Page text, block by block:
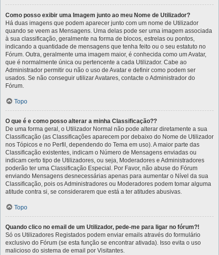
Como posso exibir uma Imagem junto ao meu Nome de Utilizador?
Há duas imagens que podem aparecer junto com um nome de Utilizador
quando se veem as Mensagens. Uma delas pode ser uma imagem associada
à sua classificação, geralmente na forma de blocos, estrelas ou pontos,
indicando a quantidade de mensagens que tenha feito ou o seu estatuto no
Fórum. Outra, geralmente uma imagem maior, é conhecida como um Avatar,
que é normalmente única ou pertencente a cada Utilizador. Cabe ao
Administrador permitir ou não o uso de Avatar e definir como podem ser
usados. Se não conseguir utilizar Avatares, contacte o Administrador do
Fórum.
Topo
O que é e como posso alterar a minha Classificação??
De uma forma geral, o Utilizador Normal não pode alterar diretamente a sua
Classificação (as Classificações aparecem por debaixo do Nome de Utilizador
nos Tópicos e no Perfil, dependendo do Tema em uso). A maior parte das
Classificação existentes, indicam o Número de Mensagens enviadas ou
indicam certo tipo de Utilizadores, ou seja, Moderadores e Administradores
poderão ter uma Classificação Especial. Por Favor, não abuse do Fórum
enviando Mensagens desnecessárias apenas para aumentar o Nível da sua
Classificação, pois os Administradores ou Moderadores podem tomar alguma
atitude contra si, se considerarem que está a ter atitudes abusivas.
Topo
Quando clico no email de um Utilizador, pede-me para ligar no fórum?!
Só os Utilizadores Registados podem enviar emails através do formulário
exclusivo do Fórum (se esta função se encontrar ativada). Isso evita o uso
malicioso do sistema de email por Visitantes.